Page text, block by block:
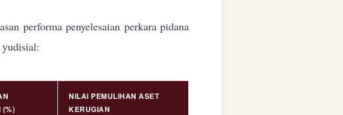
performa penyelesaian perkara pidana
(%)
NILAI PEMULIHAN ASET
KERUGIAN